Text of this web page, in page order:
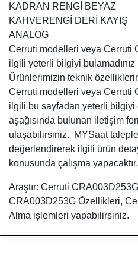
KADRAN RENGİ BEYAZ
KAHVERENGİ DERİ KAYIŞ
ANALOG
Cerruti modelleri veya Cerruti
ilgili yeterli bilgiyi bulamadınız
Ürünlerimizin teknik
Cerruti modelleri veya Cerruti
ilgili bu sayfadan yeterli
aşağısında bulunan iletişim
ulaşabilirsiniz. MYSaat
değerlendirerek ilgili ürün
konusunda çalışma yapacaktır.
Araştır: Cerruti
CRA003D253G Özellikleri,
Alma işlemleri yapabilirsiniz.